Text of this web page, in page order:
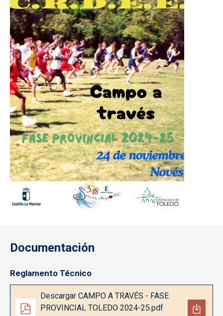
Documentación
Reglamento Técnico
Documento
Descargar CAMPO A TRAVÉS - FASE
PROVINCIAL TOLEDO 2024-25.pdf